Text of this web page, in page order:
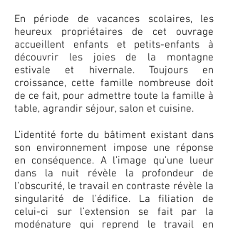
En période de vacances scolaires, les
heureux propriétaires de cet ouvrage
accueillent enfants et petits-enfants à
découvrir les joies de la montagne
estivale et hivernale. Toujours en
croissance, cette famille nombreuse doit
de ce fait, pour admettre toute la famille à
table, agrandir séjour, salon et cuisine.
L’identité forte du bâtiment existant dans
son environnement impose une réponse
en conséquence. A l’image qu’une lueur
dans la nuit révèle la profondeur de
l’obscurité, le travail en contraste révèle la
singularité de l'édifice. La filiation de
celui-ci sur l’extension se fait par la
modénature qui reprend le travail en